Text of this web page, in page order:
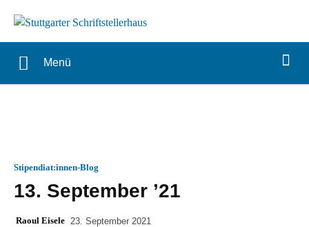
Menü
Stipendiat:innen-Blog
13. September ’21
Raoul Eisele 23. September 2021